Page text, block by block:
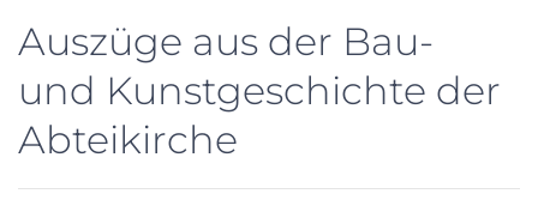
Auszüge aus der Bau-
und Kunstgeschichte der
Abteikirche